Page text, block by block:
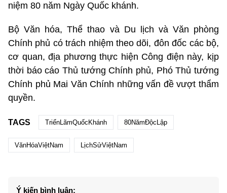
niệm 80 năm Ngày Quốc khánh.
Bộ Văn hóa, Thể thao và Du lịch và Văn phòng
Chính phủ có trách nhiệm theo dõi, đôn đốc các bộ,
cơ quan, địa phương thực hiện Công điện này, kịp
thời báo cáo Thủ tướng Chính phủ, Phó Thủ tướng
Chính phủ Mai Văn Chính những vấn đề vượt thẩm
quyền.
TAGS TriểnLãmQuốcKhánh 80NămĐộcLập
VănHóaViệtNam LịchSửViệtNam
Ý kiến bình luận: